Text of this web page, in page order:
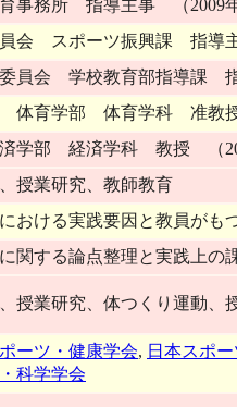
事務所 指導主事 （2009年
会 スポーツ振興課 指導
員会 学校教育部指導課
体育学部 体育学科 准教授
学部 経済学科 教授 （
授業研究、教師教育
おける実践要因と教員がも
関する論点整理と実践上の
授業研究、体つくり運動、
ーツ・健康学会, 日本スポ
科学学会